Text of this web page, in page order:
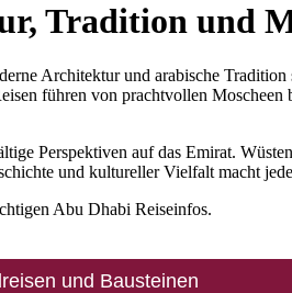
Tradition und
Architektur und arabische
führen von prachtvollen
Perspektiven auf das Emirat.
und kultureller Vielfalt macht
Abu Dhabi Reiseinfos.
und Bausteinen